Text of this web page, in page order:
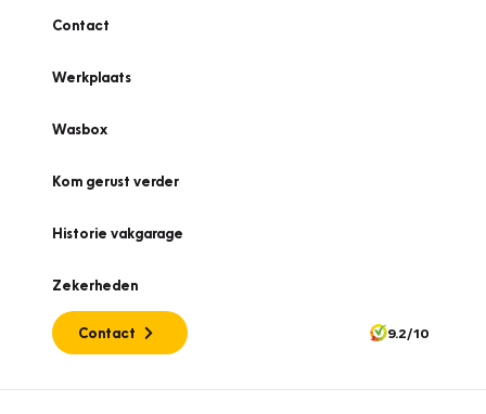
Contact
Werkplaats
Wasbox
Kom gerust verder
Historie vakgarage
Zekerheden
Contact 9.2/10